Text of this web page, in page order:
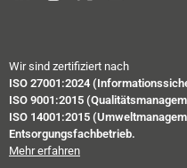
Wir sind zertifiziert nach
ISO 27001:2024
ISO 9001:2015
ISO 14001:2015
Entsorgungsfachbetrieb.
Mehr erfahren